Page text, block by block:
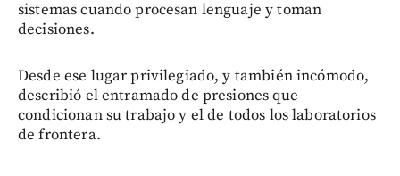
sistemas cuando procesan lenguaje y toman
decisiones.
Desde ese lugar privilegiado, y también incómodo,
describió el entramado de presiones que
condicionan su trabajo y el de todos los laboratorios
de frontera.